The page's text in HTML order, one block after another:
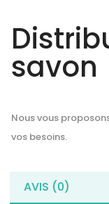
savon
Nous vous
vos besoins.
AVIS (0)